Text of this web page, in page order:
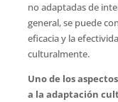
no adaptadas de
general, se puede
eficacia y la
culturalmente.
Uno de los
a la adaptación